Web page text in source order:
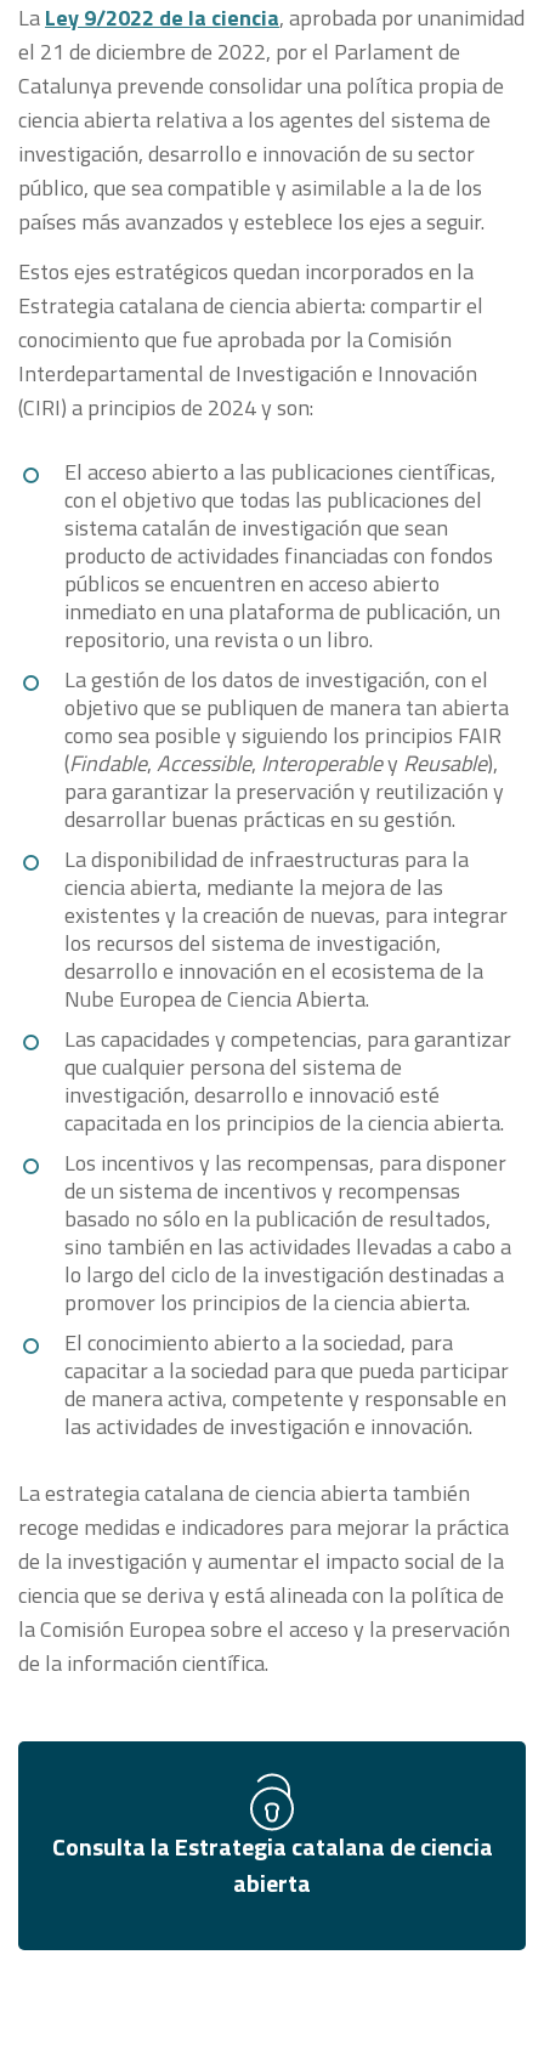
LaLey 9/2022 de la ciencia, aprobada por unanimidad
el 21 de diciembre de 2022, por el Parlament de
Catalunya prevende consolidar una política propia de
ciencia abierta relativa a los agentes del sistema de
investigación, desarrollo e innovación de su sector
público, que sea compatible y asimilable a la de los
países más avanzados y esteblece los ejes a seguir.
Estos ejes estratégicos quedan incorporados en la
Estrategia catalana de ciencia abierta: compartir el
conocimiento que fue aprobada por la Comisión
Interdepartamental de Investigación e Innovación
(CIRI) a principios de 2024 y son:
El acceso abierto a las publicaciones científicas,
con el objetivo que todas las publicaciones del
sistema catalán de investigación que sean
producto de actividades financiadas con fondos
públicos se encuentren en acceso abierto
inmediato en una plataforma de publicación, un
repositorio, una revista o un libro.
La gestión de los datos de investigación, con el
objetivo que se publiquen de manera tan abierta
como sea posible y siguiendo los principios FAIR
(Findable,Accessible, Interoperabley Reusable),
para garantizar la preservación y reutilización y
desarrollar buenas prácticas en su gestión.
La disponibilidad de infraestructuras para la
ciencia abierta, mediante la mejora de las
existentes y la creación de nuevas, para integrar
los recursos del sistema de investigación,
desarrollo e innovación en el ecosistema de la
Nube Europea de Ciencia Abierta.
Las capacidades y competencias, para garantizar
que cualquier persona del sistema de
investigación, desarrollo e innovació esté
capacitada en los principios de la ciencia abierta.
Los incentivos y las recompensas, para disponer
de un sistema de incentivos y recompensas
basado no sólo en la publicación de resultados,
sino también en las actividades llevadas a cabo a
lo largo del ciclo de la investigación destinadas a
promover los principios de la ciencia abierta.
El conocimiento abierto a la sociedad, para
capacitar a la sociedad para que pueda participar
de manera activa, competente y responsable en
las actividades de investigación e innovación.
La estrategia catalana de ciencia abierta también
recoge medidas e indicadores para mejorar la práctica
de la investigación y aumentar el impacto social de la
ciencia que se deriva y está alineada con la política de
la Comisión Europea sobre el acceso y la preservación
de la información científica.
Consulta la Estrategia catalana de ciencia
abierta